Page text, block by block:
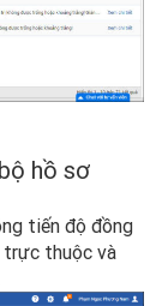
hồ sơ
tiến độ đồng
trực thuộc và